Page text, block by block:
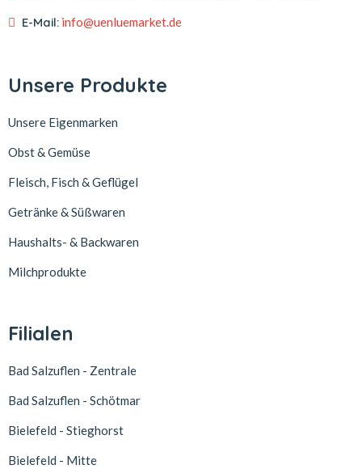
E-Mail: info@uenluemarket.de
Unsere Produkte
Unsere Eigenmarken
Obst & Gemüse
Fleisch, Fisch & Geflügel
Getränke & Süßwaren
Haushalts- & Backwaren
Milchprodukte
Filialen
Bad Salzuflen - Zentrale
Bad Salzuflen - Schötmar
Bielefeld - Stieghorst
Bielefeld - Mitte